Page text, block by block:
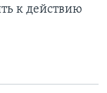
к действию